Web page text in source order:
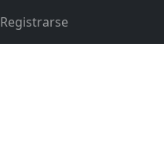
Registrarse